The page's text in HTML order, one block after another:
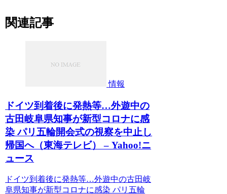
関連記事
情報
ドイツ到着後に発熱等…外遊中の
古田岐阜県知事が新型コロナに感
染 パリ五輪開会式の視察を中止し
帰国へ（東海テレビ） – Yahoo!ニ
ュース
ドイツ到着後に発熱等…外遊中の古田岐
阜県知事が新型コロナに感染 パリ五輪